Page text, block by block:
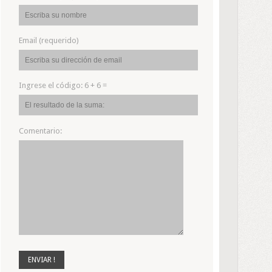
Email (requerido)
Ingrese el código: 6 + 6 =
Comentario: